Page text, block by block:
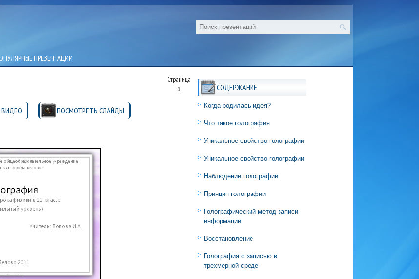
ПРЕЗЕНТАЦИИ
Страница
1
ПОСМОТРЕТЬ СЛАЙДЫ
СОДЕРЖАНИЕ
Когда родилась идея?
Что такое голография
Уникальное свойство голографии
Уникальное свойство голографии
Наблюдение голографии
Принцип голографии
Голографический метод записи
информации
Восстановление
Голография с записью в
трехмерной среде